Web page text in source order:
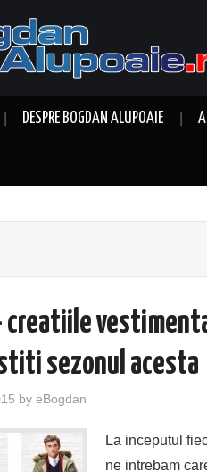
DESPRE BOGDAN ALUPOAIE
creatiile
sezonul acesta
by eBogdan
La inceputul
ne intrebam